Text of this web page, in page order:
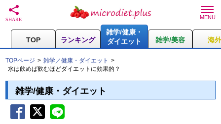
TOP ランキング
雑学/健康・
ダイエット
雑学/美容 海
TOPページ
雑学／健康・ダイエット
水は飲めば飲むほどダイエットに効果的？
雑学/健康・ダイエット